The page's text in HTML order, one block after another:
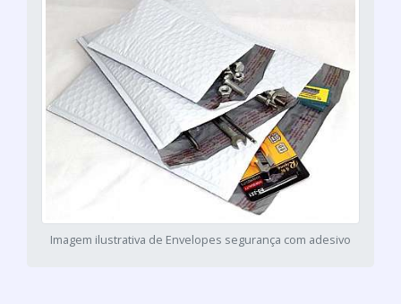
Imagem ilustrativa de Envelopes segurança com adesivo